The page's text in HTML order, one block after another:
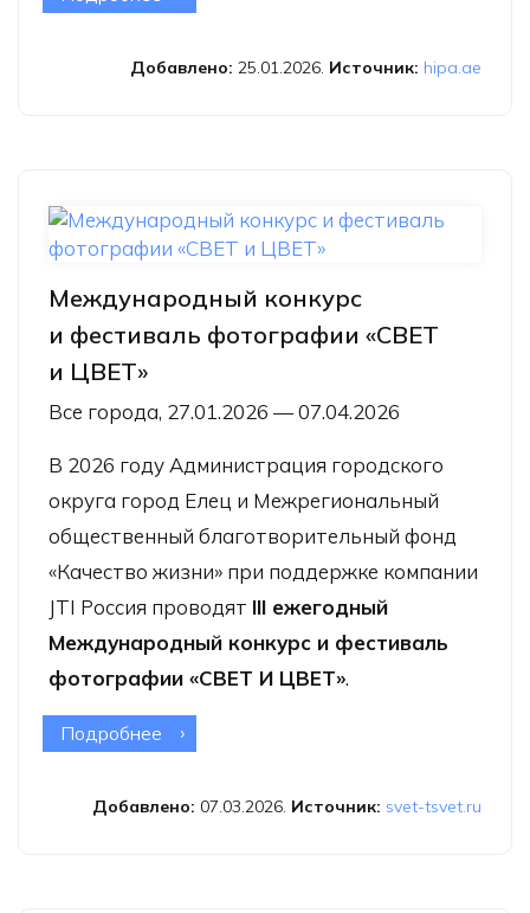
Добавлено: 25.01.2026. Источник: hipa.ae
Международный конкурс
и фестиваль фотографии «СВЕТ
и ЦВЕТ»
Все города, 27.01.2026 — 07.04.2026
В 2026 году Администрация городского
округа город Елец и Межрегиональный
общественный благотворительный фонд
«Качество жизни» при поддержке компании
JTI Россия проводят III ежегодный
Международный конкурс и фестиваль
фотографии «СВЕТ И ЦВЕТ».
Подробнее о Международный конкурс
и ЦВЕТ»
Добавлено: 07.03.2026. Источник: svet-tsvet.ru